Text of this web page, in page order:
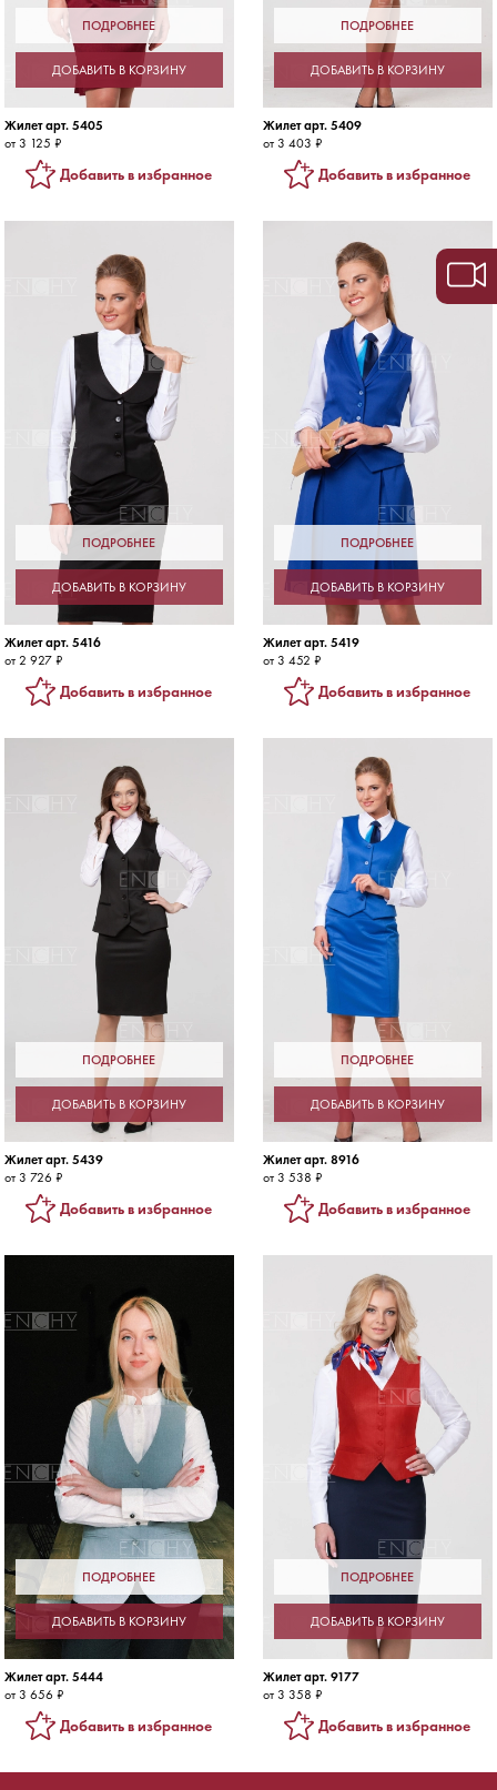
ПОДРОБНЕЕ
ДОБАВИТЬ В КОРЗИНУ
Жилет арт. 5405
от 3 125 ₽
Добавить в избранное
ПОДРОБНЕЕ
ДОБАВИТЬ В КОРЗИНУ
Жилет арт. 5409
от 3 403 ₽
Добавить в избранное
ПОДРОБНЕЕ
ДОБАВИТЬ В КОРЗИНУ
Жилет арт. 5416
от 2 927 ₽
Добавить в избранное
ПОДРОБНЕЕ
ДОБАВИТЬ В КОРЗИНУ
Жилет арт. 5419
от 3 452 ₽
Добавить в избранное
ПОДРОБНЕЕ
ДОБАВИТЬ В КОРЗИНУ
Жилет арт. 5439
от 3 726 ₽
Добавить в избранное
ПОДРОБНЕЕ
ДОБАВИТЬ В КОРЗИНУ
Жилет арт. 8916
от 3 538 ₽
Добавить в избранное
ПОДРОБНЕЕ
ДОБАВИТЬ В КОРЗИНУ
Жилет арт. 5444
от 3 656 ₽
Добавить в избранное
ПОДРОБНЕЕ
ДОБАВИТЬ В КОРЗИНУ
Жилет арт. 9177
от 3 358 ₽
Добавить в избранное